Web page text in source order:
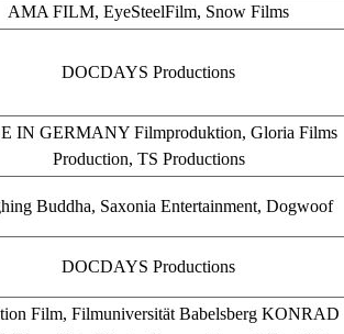
AMA FILM, EyeSteelFilm, Snow Films
DOCDAYS Productions
IN GERMANY Filmproduktion, Gloria Films
Production, TS Productions
Buddha, Saxonia Entertainment, Dogwoof
DOCDAYS Productions
Film, Filmuniversität Babelsberg KONRAD